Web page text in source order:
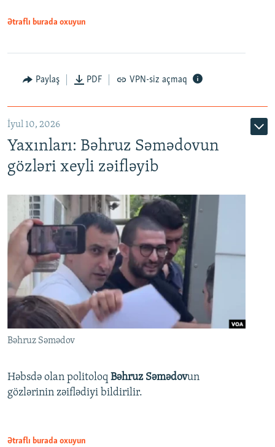
Ətraflı burada oxuyun
Paylaş PDF VPN-siz açmaq
İyul 10, 2026
Yaxınları: Bəhruz Səmədovun
gözləri xeyli zəifləyib
Bəhruz Səmədov
Həbsdə olan politoloq Bəhruz Səmədovun
gözlərinin zəiflədiyi bildirilir.
Ətraflı burada oxuyun